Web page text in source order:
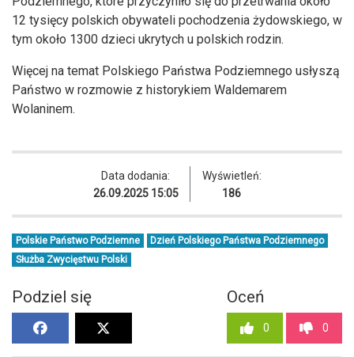
12 tysięcy polskich obywateli pochodzenia żydowskiego, w
tym około 1300 dzieci ukrytych u polskich rodzin.
Więcej na temat Polskiego Państwa Podziemnego usłyszą
Państwo w rozmowie z historykiem Waldemarem
Wolaninem.
Data dodania:
26.09.2025 15:05
Wyświetleń:
186
Polskie Państwo Podziemne
Dzień Polskiego Państwa Podziemnego
Służba Zwycięstwu Polski
Podziel się Oceń
0 0